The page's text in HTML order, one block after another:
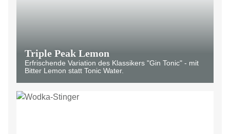
Triple Peak Lemon
Erfrischende Variation des Klassikers "Gin Tonic" - mit
Bitter Lemon statt Tonic Water.